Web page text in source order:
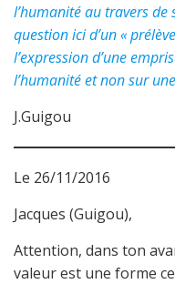
l’humanité au travers de
question ici d’un «
l’expression d’une
l’humanité et non sur
J.Guigou
Le 26/11/2016
Jacques (Guigou),
Attention, dans ton
valeur est une forme